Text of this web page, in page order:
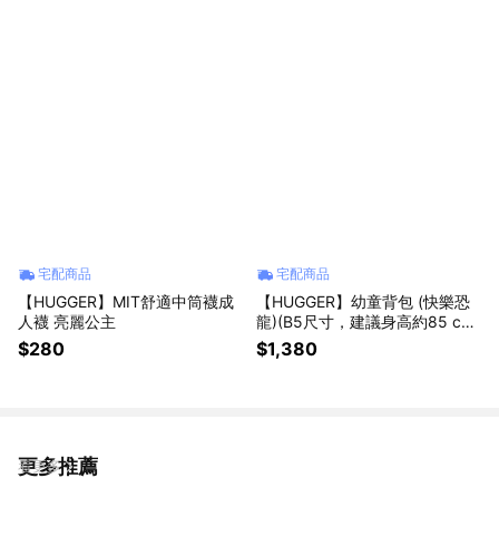
宅配商品
【HUGGER】MIT舒適中筒襪成
人襪 亮麗公主
$280
宅配商品
【HUGGER】幼童背包 (快樂恐
龍)(B5尺寸，建議身高約85 cm
~120cm)
$1,380
更多推薦
看更多